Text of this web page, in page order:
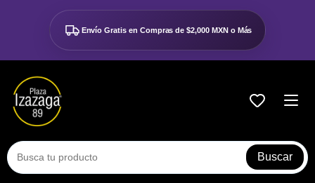
contenido
Envío Gratis en Compras de$2,000 MXN o Más
Buscar